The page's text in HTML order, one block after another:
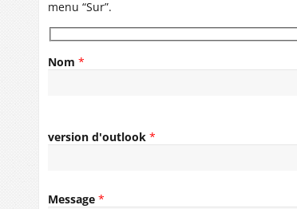
menu “Sur”.
Nom *
version d'outlook *
Message *